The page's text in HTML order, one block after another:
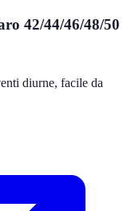
42/44/46/48/50
diurne, facile da